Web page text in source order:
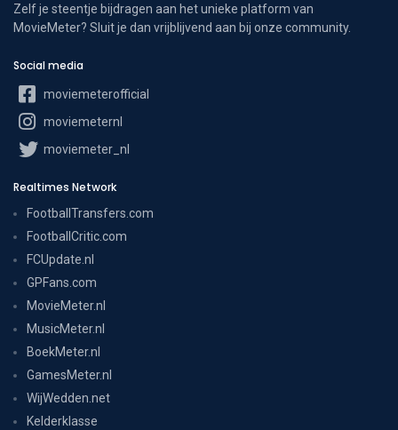
Zelf je steentje bijdragen aan het unieke platform van
MovieMeter? Sluit je dan vrijblijvend aan bij onze community.
Social media
moviemeterofficial
moviemeternl
moviemeter_nl
Realtimes Network
FootballTransfers.com
FootballCritic.com
FCUpdate.nl
GPFans.com
MovieMeter.nl
MusicMeter.nl
BoekMeter.nl
GamesMeter.nl
WijWedden.net
Kelderklasse